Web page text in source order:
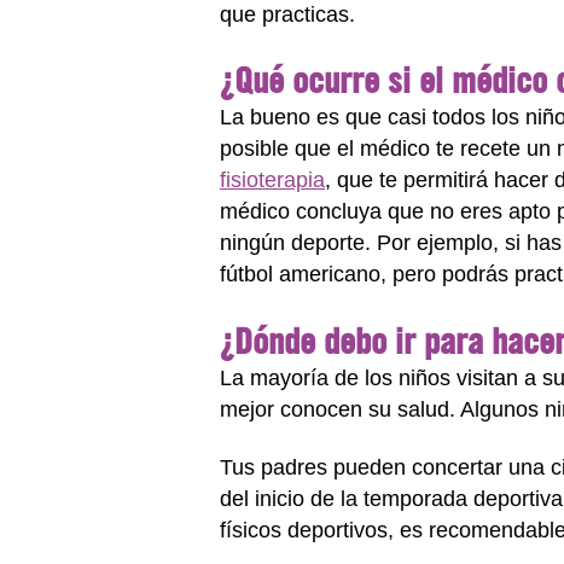
que practicas.
¿Qué ocurre si el médico
La bueno es que casi todos los
posible que el médico te recete un
fisioterapia, que te permitirá hacer
médico concluya que no eres apto
ningún deporte. Por ejemplo, si
fútbol americano, pero podrás
¿Dónde debo ir para
La mayoría de los niños visitan a
mejor conocen su salud. Algunos
Tus padres pueden concertar una
del inicio de la temporada
físicos deportivos, es